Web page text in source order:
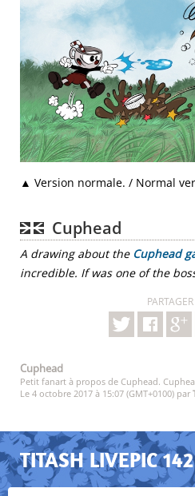
▲ Version normale. / Normal
Cuphead
A drawing about the Cuphead
incredible. If was one of the
Cuphead
Petit fanart à propos de Cuphead.
Le 4 octobre 2017 à 15:07 (GMT+0100) par
TITASH LIVEPIC 142